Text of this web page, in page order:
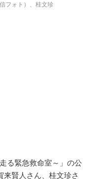
フォト）、桂文珍
る緊急救命室～」の公
来賢人さん、桂文珍さ